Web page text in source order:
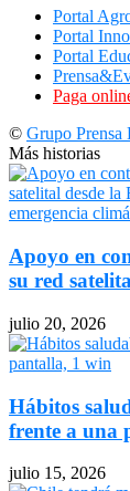
Portal
Portal
Portal
Paga
© Grupo Prensa
Más historias
Apoyo en
su red
julio 20, 2026
Hábitos
frente a una
julio 15, 2026